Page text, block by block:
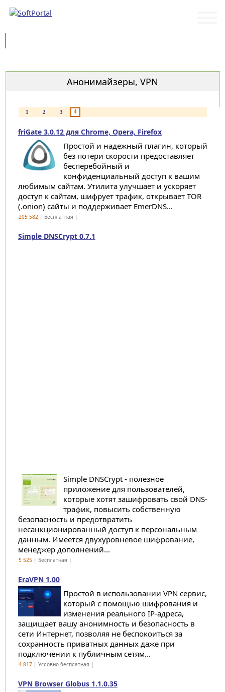
Анонимайзеры, VPN
1 2 3 4
friGate 3.0.12 для Chrome, Opera, Firefox
Простой и надежный плагин, который
без потери скорости предоставляет
бесперебойный и
конфиденциальный доступ к вашим
любимым сайтам. Утилита улучшает и ускоряет
доступ к сайтам, шифрует трафик, открывает TOR
(.onion) сайты и поддерживает EmerDNS...
205 582| Бесплатная |
Simple DNSCrypt 0.7.1
Simple DNSCrypt - полезное
приложение для пользователей,
которые хотят зашифровать свой DNS-
трафик, повысить собственную
безопасность и предотвратить
несанкционированный доступ к персональным
данным. Имеется двухуровневое шифрование,
менеджер дополнений...
5 525| Бесплатная |
EraVPN 1.00
Простой в использовании VPN сервис,
который с помощью шифрования и
изменения реального IP-адреса,
защищает вашу анонимность и безопасность в
сети Интернет, позволяя не беспокоиться за
сохранность приватных данных даже при
подключении к публичным сетям...
4 817| Условно-бесплатная |
VPN Browser Globus 1.1.0.35